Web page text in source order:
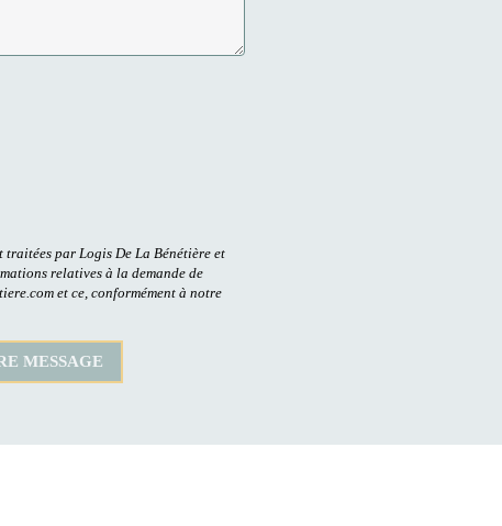
par Logis De La Bénétière et
relatives à la demande de
et ce, conformément à notre